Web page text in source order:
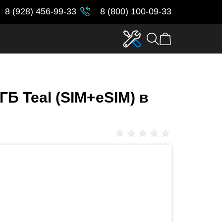
8 (928) 456-99-33 8 (800) 100-09-33
Teal (SIM+eSIM) в